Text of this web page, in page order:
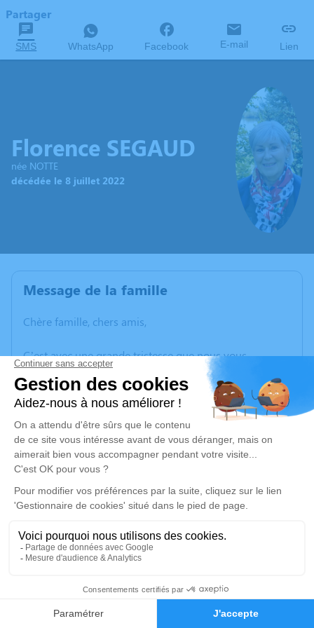
Faire-part Hommages
Partager
SMS WhatsApp Facebook E-mail Lien
Florence SEGAUD
née NOTTE
décédée le 8 juillet 2022
Message de la famille
Chère famille, chers amis,
C’est avec une grande tristesse que nous vous
annonçons le décès de Florence SEGAUD survenu le
vendredi 08 juillet 2022 à Bourgoin-Jallieu.
Nous vous invitons à utiliser cet espace pour laisser
vos condoléances, partager des photos souvenirs, une
anecdote ou exprimer vos pensées à travers des
poèmes ou des textes. Cet endroit est un lieu
d'expression dédié à honorer la mémoire de Florence
SEGAUD.
Un service de plantation d’arbre hommage est
disponible ici.
Je rends hommage